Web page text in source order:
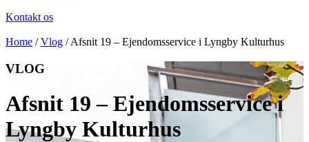
Kontakt os
Home / Vlog / Afsnit 19 – Ejendomsservice i Lyngby Kulturhus
VLOG
Afsnit 19 – Ejendomsservice i
Lyngby Kulturhus